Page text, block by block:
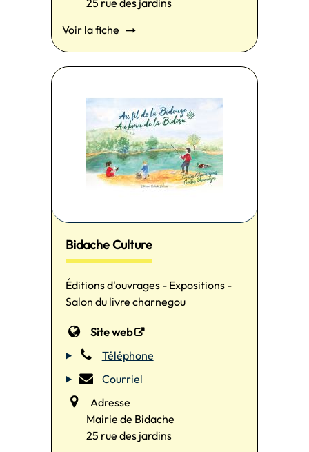
25 rue des jardins
Voir la fiche
Bidache Culture
Éditions d'ouvrages - Expositions -
Salon du livre charnegou
Site web
Téléphone
Courriel
Adresse
Mairie de Bidache
25 rue des jardins